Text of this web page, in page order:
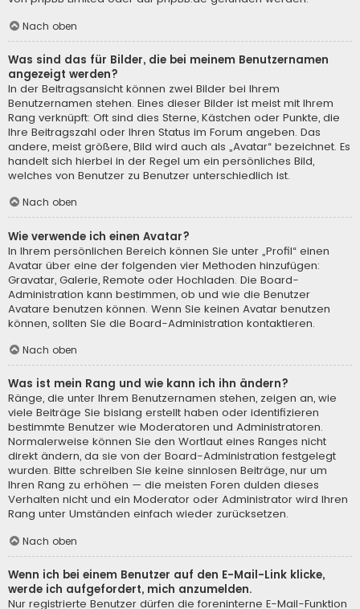
Nach oben
Was sind das für Bilder, die bei meinem Benutzernamen
angezeigt werden?
In der Beitragsansicht können zwei Bilder bei Ihrem
Benutzernamen stehen. Eines dieser Bilder ist meist mit Ihrem
Rang verknüpft: Oft sind dies Sterne, Kästchen oder Punkte, die
Ihre Beitragszahl oder Ihren Status im Forum angeben. Das
andere, meist größere, Bild wird auch als „Avatar“ bezeichnet. Es
handelt sich hierbei in der Regel um ein persönliches Bild,
welches von Benutzer zu Benutzer unterschiedlich ist.
Nach oben
Wie verwende ich einen Avatar?
In Ihrem persönlichen Bereich können Sie unter „Profil“ einen
Avatar über eine der folgenden vier Methoden hinzufügen:
Gravatar, Galerie, Remote oder Hochladen. Die Board-
Administration kann bestimmen, ob und wie die Benutzer
Avatare benutzen können. Wenn Sie keinen Avatar benutzen
können, sollten Sie die Board-Administration kontaktieren.
Nach oben
Was ist mein Rang und wie kann ich ihn ändern?
Ränge, die unter Ihrem Benutzernamen stehen, zeigen an, wie
viele Beiträge Sie bislang erstellt haben oder identifizieren
bestimmte Benutzer wie Moderatoren und Administratoren.
Normalerweise können Sie den Wortlaut eines Ranges nicht
direkt ändern, da sie von der Board-Administration festgelegt
wurden. Bitte schreiben Sie keine sinnlosen Beiträge, nur um
Ihren Rang zu erhöhen — die meisten Foren dulden dieses
Verhalten nicht und ein Moderator oder Administrator wird Ihren
Rang unter Umständen einfach wieder zurücksetzen.
Nach oben
Wenn ich bei einem Benutzer auf den E-Mail-Link klicke,
werde ich aufgefordert, mich anzumelden.
Nur registrierte Benutzer dürfen die foreninterne E-Mail-Funktion